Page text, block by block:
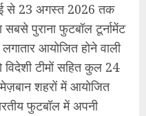
से 23 अगस्त 2026 तक
पुराना फुटबॉल टूर्नामेंट
आयोजित होने वाली
विदेशी टीमों सहित कुल 24
शहरों में आयोजित
फुटबॉल में अपनी